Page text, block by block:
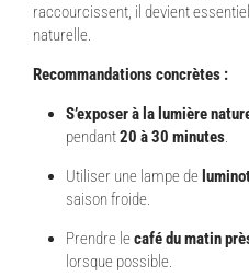
raccourcissent, il devient
naturelle.
Recommandations concrètes :
S’exposer à la lumière
pendant20 à 30 minutes.
Utiliser une lampe de
saison froide.
Prendre lecafé du matin
lorsque possible.